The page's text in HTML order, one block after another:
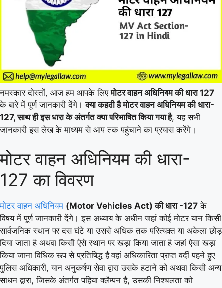
नमस्कार दोस्तों, आज हम आपके लिएमोटर वाहन अधिनियम की धारा 127
के बारे में पूर्ण जानकारी देंगे।क्या कहती है मोटर वाहन अधिनियम की धारा-
127, साथ ही इस धारा के अंतर्गत क्या परिभाषित किया गया है, यह सभी
जानकारी इस लेख के माध्यम से आप तक पहुंचाने का प्रयास करेंगे।
मोटर वाहन अधिनियम की धारा-
127 का विवरण
मोटर वाहन अधिनियम (Motor Vehicles Act) की धारा -127 के
विषय में पूर्ण जानकारी देंगे। इस अध्याय के अधीन जहां कोई मोटर यान किसी
सार्वजनिक स्थान पर दस घंटे या उससे अधिक तक परित्यक्त या अकेला छोड़
दिया जाता है अथवा किसी ऐसे स्थान पर खड़ा किया जाता है जहां ऐसा खड़ा
किया जाना विधिक रूप से प्रतिषिद्ध है वहां अधिकारिता प्राप्त वर्दी पहने हुए
पुलिस अधिकारी, यान अनुकर्षण सेवा द्वारा उसके हटाने को अथवा किसी अन्य
साधन द्वारा, जिसके अंतर्गत पहिया क्लैम्पन है, उसकी निश्चलता को